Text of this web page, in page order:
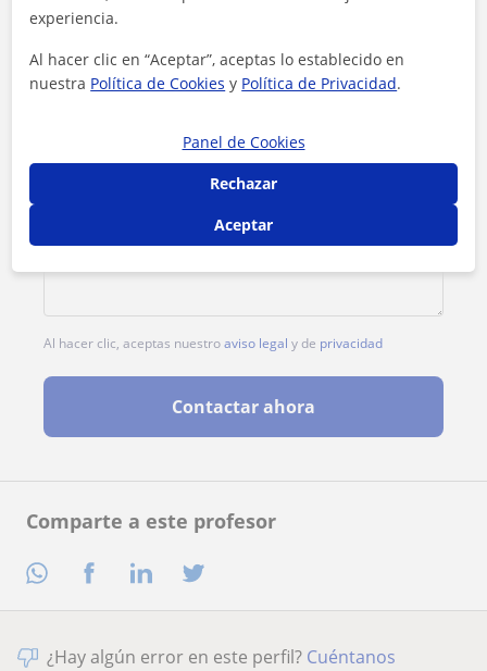
Comparte a este profesor
Al hacer clic, aceptas nuestroaviso legal y de privacidad
Contactar ahora
¿Hay algún error en este perfil? Cuéntanos
experiencia.
Al hacer clic en “Aceptar”, aceptas lo establecido en
nuestra Política de Cookies y Política de Privacidad.
Panel de Cookies
Rechazar
Aceptar